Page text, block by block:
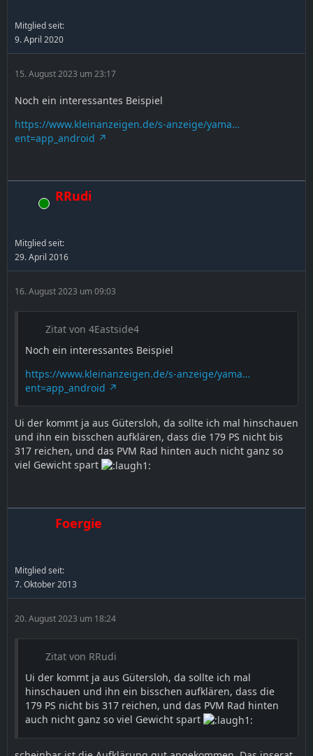
Mitglied seit:
9. April 2020
15. August 2023 um 23:17
Noch ein interessantes Beispiel
https://www.kleinanzeigen.de/s-anzeige/yama…
ent=app_android
Online RRudi
Mitglied seit:
29. April 2016
16. August 2023 um 09:03
Zitat von 4Eastside4
Noch ein interessantes Beispiel
https://www.kleinanzeigen.de/s-anzeige/yama…
ent=app_android
Ui der kommt ja aus Gütersloh, da sollte ich mal hinschauen
und ihn ein bisschen aufklären, dass die 179 PS nicht bis
317 reichen, und das PVM Rad hinten auch nicht ganz so
viel Gewicht spart
Foergie
Mitglied seit:
7. Oktober 2013
20. August 2023 um 18:24
Zitat von RRudi
Ui der kommt ja aus Gütersloh, da sollte ich mal
hinschauen und ihn ein bisschen aufklären, dass die
179 PS nicht bis 317 reichen, und das PVM Rad hinten
auch nicht ganz so viel Gewicht spart